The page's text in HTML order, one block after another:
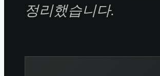
정리했습니다.